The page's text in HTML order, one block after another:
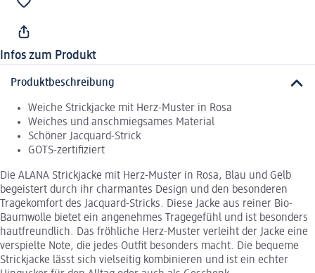
Infos zum Produkt
Produktbeschreibung
Weiche Strickjacke mit Herz-Muster in Rosa
Weiches und anschmiegsames Material
Schöner Jacquard-Strick
GOTS-zertifiziert
Die ALANA Strickjacke mit Herz-Muster in Rosa, Blau und Gelb
begeistert durch ihr charmantes Design und den besonderen
Tragekomfort des Jacquard-Stricks. Diese Jacke aus reiner Bio-
Baumwolle bietet ein angenehmes Tragegefühl und ist besonders
hautfreundlich. Das fröhliche Herz-Muster verleiht der Jacke eine
verspielte Note, die jedes Outfit besonders macht. Die bequeme
Strickjacke lässt sich vielseitig kombinieren und ist ein echter